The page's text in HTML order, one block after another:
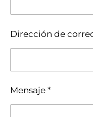
Dirección de
Mensaje *